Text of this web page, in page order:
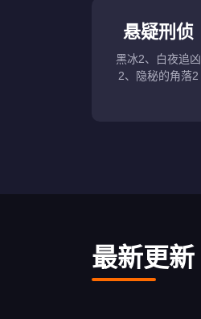
悬疑刑侦
黑冰2、白夜追凶
2、隐秘的角落2
最新更新